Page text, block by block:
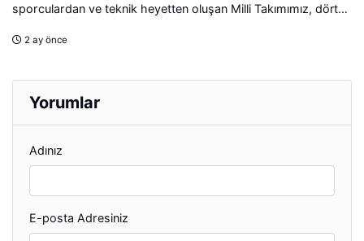
sporculardan ve teknik heyetten oluşan Milli Takımımız, dört
büyük gurur yaşattı.
2 ay önce
Yorumlar
Adınız
E-posta Adresiniz